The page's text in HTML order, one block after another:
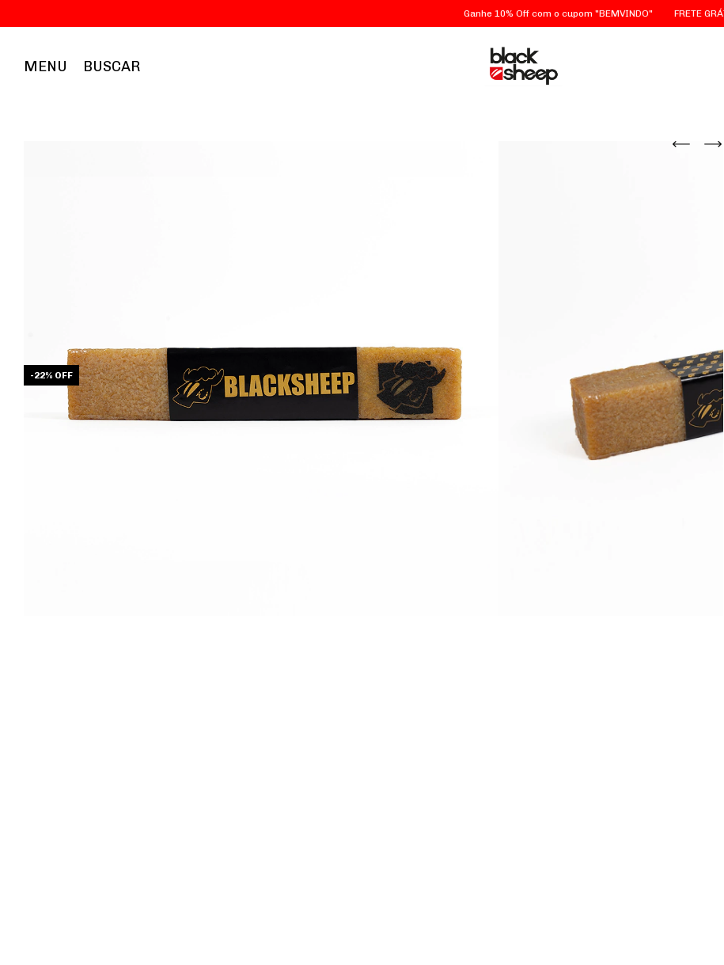
Ganhe 10% Off com o cupom "BEMVINDO" FRETE GRÁTIS em
MENU BUSCAR
-22% OFF